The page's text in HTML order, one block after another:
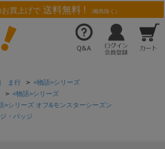
お買上げで 送料無料 ! （離島除く）
ま行 > <物語>シリーズ
> <物語>シリーズ
>シリーズ オフ&モンスターシーズン
・バッジ